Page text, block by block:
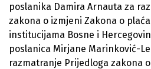
poslanika Damira Arnauta za
zakona o izmjeni Zakona o
institucijama Bosne i
poslanica Mirjane Marinković-
razmatranje Prijedloga zakona